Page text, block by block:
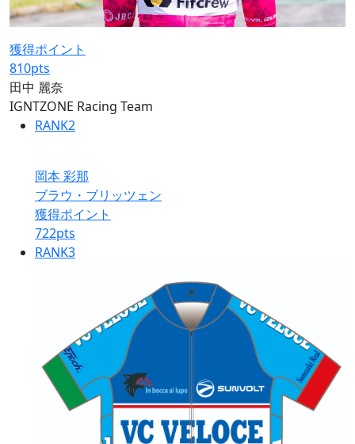
獲得ポイント
810pts
田中 麗奈
IGNTZONE Racing Team
RANK2
岡本 彩那
ブラウ・ブリッツェン
獲得ポイント
722pts
RANK3